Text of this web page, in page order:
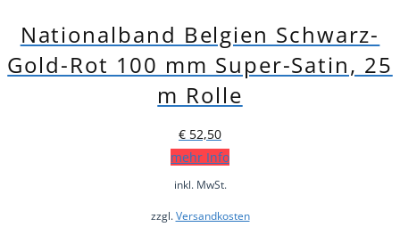
Nationalband Belgien Schwarz-
Gold-Rot 100 mm Super-Satin, 25
m Rolle
€ 52,50
mehr Info
inkl. MwSt.
zzgl.Versandkosten